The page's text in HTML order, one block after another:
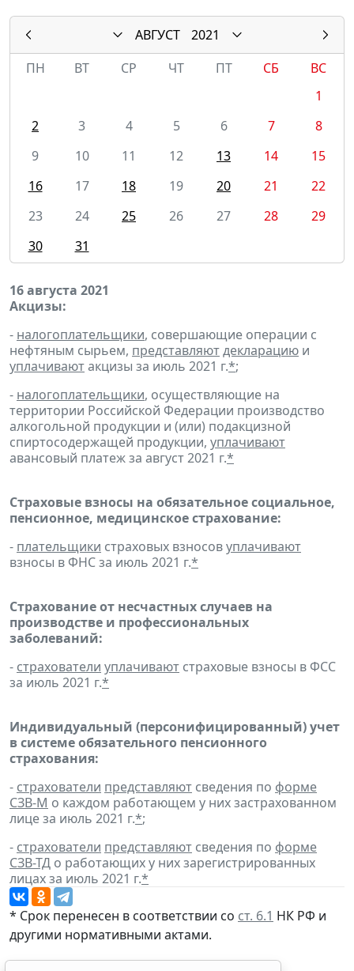
АВГУСТ
2021
ПН
ВТ СР ЧТ ПТ СБ
ВС
1
2
3 4 5 6 7
8
9
10 11 12 13 14
15
16
17 18 19 20 21
22
23
24 25 26 27 28
29
30
31
16 августа 2021
Акцизы:
- налогоплательщики, совершающие операции с
нефтяным сырьем, представляютдекларацию и
уплачиваютакцизы за июль 2021 г.*;
- налогоплательщики, осуществляющие на
территории Российской Федерации производство
алкогольной продукции и (или) подакцизной
спиртосодержащей продукции, уплачивают
авансовый платеж за август 2021 г.*
Страховые взносы на обязательное социальное,
пенсионное, медицинское страхование:
- плательщики страховых взносовуплачивают
взносы в ФНС за июль 2021 г.*
Страхование от несчастных случаев на
производстве и профессиональных
заболеваний:
- страхователи уплачивают страховые взносы в ФСС
за июль 2021 г.*
Индивидуальный (персонифицированный) учет
в системе обязательного пенсионного
страхования:
- страхователи представляют сведения по форме
СЗВ-М о каждом работающем у них застрахованном
лице за июль 2021 г.*;
- страхователи представляют сведения по форме
СЗВ-ТД о работающих у них зарегистрированных
лицах за июль 2021 г.*
* Срок перенесен в соответствии со ст. 6.1 НК РФ и
другими нормативными актами.